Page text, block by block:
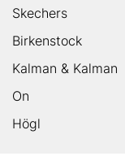
Skechers
Birkenstock
Kalman & Kalman
On
Högl